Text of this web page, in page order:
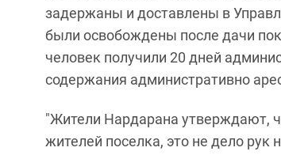
задержаны и доставлены в
были освобождены после дачи
человек получили 20 дней
содержания административно
"Жители Нардарана утверждают,
жителей поселка, это не дело рук